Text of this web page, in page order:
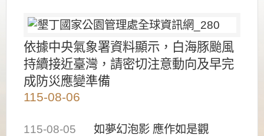
依據中央氣象署資料顯示，白海豚颱風
持續接近臺灣，請密切注意動向及早完
成防災應變準備
115-08-06
115-08-05
如夢幻泡影 應作如是觀